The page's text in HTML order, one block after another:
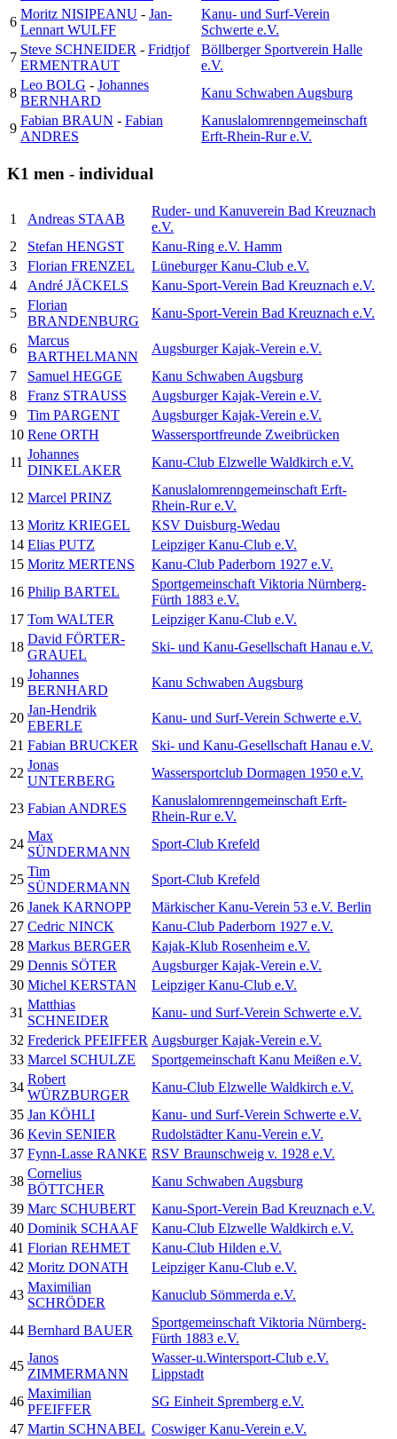
6
Moritz NISIPEANU - Jan-
Lennart WULFF
Kanu- und Surf-Verein
Schwerte e.V.
7
Steve SCHNEIDER - Fridtjof
ERMENTRAUT
Böllberger Sportverein Halle
e.V.
8
Leo BOLG - Johannes
BERNHARD
Kanu Schwaben Augsburg
9
Fabian BRAUN - Fabian
ANDRES
Kanuslalomrenngemeinschaft
Erft-Rhein-Rur e.V.
K1 men - individual
1 Andreas STAAB
Ruder- und Kanuverein Bad Kreuznach
e.V.
2
Stefan HENGST
Kanu-Ring e.V. Hamm
3
Florian FRENZEL
Lüneburger Kanu-Club e.V.
4
André JÄCKELS
Kanu-Sport-Verein Bad Kreuznach e.V.
5
Florian
BRANDENBURG
Kanu-Sport-Verein Bad Kreuznach e.V.
6
Marcus
BARTHELMANN
Augsburger Kajak-Verein e.V.
7
Samuel HEGGE
Kanu Schwaben Augsburg
8
Franz STRAUSS
Augsburger Kajak-Verein e.V.
9
Tim PARGENT
Augsburger Kajak-Verein e.V.
10 Rene ORTH
Wassersportfreunde Zweibrücken
11
Johannes
DINKELAKER
Kanu-Club Elzwelle Waldkirch e.V.
12 Marcel PRINZ
Kanuslalomrenngemeinschaft Erft-
Rhein-Rur e.V.
13 Moritz KRIEGEL
KSV Duisburg-Wedau
14 Elias PUTZ
Leipziger Kanu-Club e.V.
15 Moritz MERTENS
Kanu-Club Paderborn 1927 e.V.
16 Philip BARTEL
Sportgemeinschaft Viktoria Nürnberg-
Fürth 1883 e.V.
17 Tom WALTER
Leipziger Kanu-Club e.V.
18
David FÖRTER-
GRAUEL
Ski- und Kanu-Gesellschaft Hanau e.V.
19
Johannes
BERNHARD
Kanu Schwaben Augsburg
20
Jan-Hendrik
EBERLE
Kanu- und Surf-Verein Schwerte e.V.
21 Fabian BRUCKER
Ski- und Kanu-Gesellschaft Hanau e.V.
22
Jonas
UNTERBERG
Wassersportclub Dormagen 1950 e.V.
23 Fabian ANDRES
Kanuslalomrenngemeinschaft Erft-
Rhein-Rur e.V.
24
Max
SÜNDERMANN
Sport-Club Krefeld
25
Tim
SÜNDERMANN
Sport-Club Krefeld
26 Janek KARNOPP
Märkischer Kanu-Verein 53 e.V. Berlin
27 Cedric NINCK
Kanu-Club Paderborn 1927 e.V.
28 Markus BERGER
Kajak-Klub Rosenheim e.V.
29 Dennis SÖTER
Augsburger Kajak-Verein e.V.
30 Michel KERSTAN
Leipziger Kanu-Club e.V.
31
Matthias
SCHNEIDER
Kanu- und Surf-Verein Schwerte e.V.
32 Frederick PFEIFFER Augsburger Kajak-Verein e.V.
33 Marcel SCHULZE
Sportgemeinschaft Kanu Meißen e.V.
34
Robert
WÜRZBURGER
Kanu-Club Elzwelle Waldkirch e.V.
35 Jan KÖHLI
Kanu- und Surf-Verein Schwerte e.V.
36 Kevin SENIER
Rudolstädter Kanu-Verein e.V.
37 Fynn-Lasse RANKE RSV Braunschweig v. 1928 e.V.
38
Cornelius
BÖTTCHER
Kanu Schwaben Augsburg
39 Marc SCHUBERT
Kanu-Sport-Verein Bad Kreuznach e.V.
40 Dominik SCHAAF
Kanu-Club Elzwelle Waldkirch e.V.
41 Florian REHMET
Kanu-Club Hilden e.V.
42 Moritz DONATH
Leipziger Kanu-Club e.V.
43
Maximilian
SCHRÖDER
Kanuclub Sömmerda e.V.
44 Bernhard BAUER
Sportgemeinschaft Viktoria Nürnberg-
Fürth 1883 e.V.
45
Janos
ZIMMERMANN
Wasser-u.Wintersport-Club e.V.
Lippstadt
46
Maximilian
PFEIFFER
SG Einheit Spremberg e.V.
47 Martin SCHNABEL Coswiger Kanu-Verein e.V.